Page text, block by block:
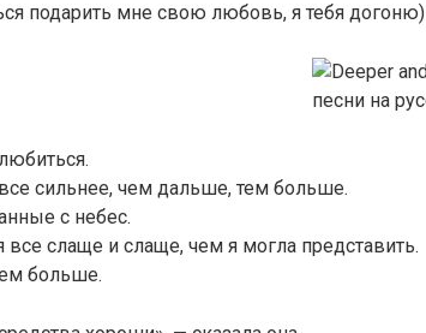
подарить мне свою любовь, я тебя догоню)
сильнее, чем дальше, тем больше.
с небес.
все слаще и слаще, чем я могла представить.
больше.